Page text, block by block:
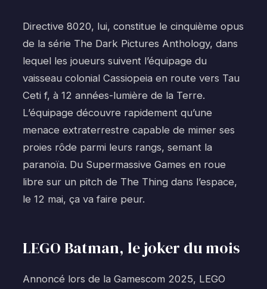
Directive 8020, lui, constitue le cinquième opus
de la série The Dark Pictures Anthology, dans
lequel les joueurs suivent l’équipage du
vaisseau colonial Cassiopeia en route vers Tau
Ceti f, à 12 années-lumière de la Terre.
L’équipage découvre rapidement qu’une
menace extraterrestre capable de mimer ses
proies rôde parmi leurs rangs, semant la
paranoïa. Du Supermassive Games en roue
libre sur un pitch de The Thing dans l’espace,
le 12 mai, ça va faire peur.
LEGO Batman, le joker du mois
Annoncé lors de la Gamescom 2025, LEGO